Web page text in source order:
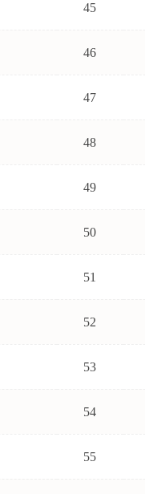
45
46
47
48
49
50
51
52
53
54
55